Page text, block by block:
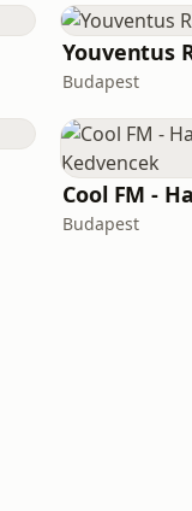
Youventus
Budapest
Budapest